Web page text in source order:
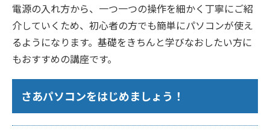
電源の入れ方から、一つ一つの操作を細かく丁寧にご紹
介していくため、初心者の方でも簡単にパソコンが使え
るようになります。基礎をきちんと学びなおしたい方に
もおすすめの講座です。
さあパソコンをはじめましょう！